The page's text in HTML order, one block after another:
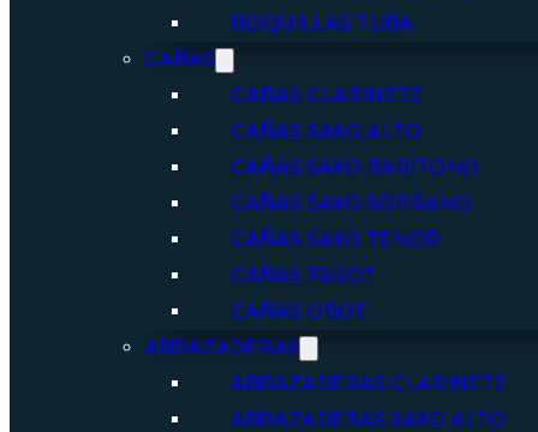
BOQUILLAS TUBA
CAÑAS
CAÑAS CLARINETE
CAÑAS SAXO ALTO
CAÑAS SAXO BARÍTONO
CAÑAS SAXO SOPRANO
CAÑAS SAXO TENOR
CAÑAS FAGOT
CAÑAS OBOE
ABRAZADERAS
ABRAZADERAS CLARINETE
ABRAZADERAS SAXO ALTO